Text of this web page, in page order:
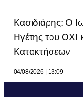
Κασιδιάρης: Ο
Ηγέτης του ΟΧΙ
Κατακτήσεων
04/08/2026 13:09